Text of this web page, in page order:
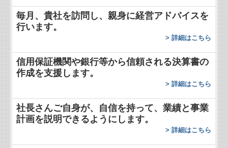
個人情報保護方針
戦略財務情報システム
継続MASシステム
戦略販売・購買情報システム
戦略給与情報システム
建設業用会計情報DB
毎月、貴社を訪問し、親身に経営アドバイスを
行います。
>詳細はこちら
信用保証機関や銀行等から信頼される決算書の
作成を支援します。
>詳細はこちら
社長さんご自身が、自信を持って、業績と事業
計画を説明できるようにします。
>詳細はこちら